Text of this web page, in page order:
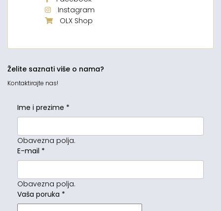
Instagram
OLX Shop
Želite saznati više o nama?
Kontaktirajte nas!
Ime i prezime *
Obavezna polja.
E-mail *
Obavezna polja.
Vaša poruka *